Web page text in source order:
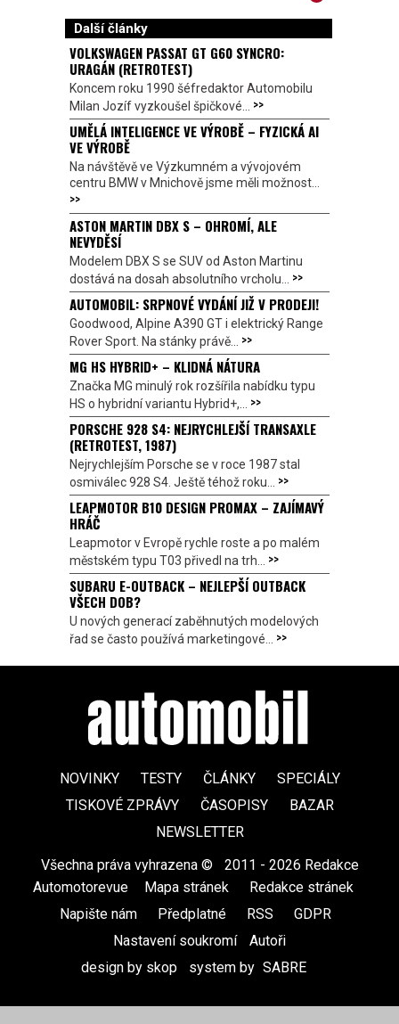
Další články
VOLKSWAGEN PASSAT GT G60 SYNCRO:
URAGÁN (RETROTEST)
Koncem roku 1990 šéfredaktor Automobilu
Milan Jozíf vyzkoušel špičkové... >>
UMĚLÁ INTELIGENCE VE VÝROBĚ – FYZICKÁ AI
VE VÝROBĚ
Na návštěvě ve Výzkumném a vývojovém
centru BMW v Mnichově jsme měli možnost...
>>
ASTON MARTIN DBX S – OHROMÍ, ALE
NEVYDĚSÍ
Modelem DBX S se SUV od Aston Martinu
dostává na dosah absolutního vrcholu... >>
AUTOMOBIL: SRPNOVÉ VYDÁNÍ JIŽ V PRODEJI!
Goodwood, Alpine A390 GT i elektrický Range
Rover Sport. Na stánky právě... >>
MG HS HYBRID+ – KLIDNÁ NÁTURA
Značka MG minulý rok rozšířila nabídku typu
HS o hybridní variantu Hybrid+,... >>
PORSCHE 928 S4: NEJRYCHLEJŠÍ TRANSAXLE
(RETROTEST, 1987)
Nejrychlejším Porsche se v roce 1987 stal
osmiválec 928 S4. Ještě téhož roku... >>
LEAPMOTOR B10 DESIGN PROMAX – ZAJÍMAVÝ
HRÁČ
Leapmotor v Evropě rychle roste a po malém
městském typu T03 přivedl na trh... >>
SUBARU E-OUTBACK – NEJLEPŠÍ OUTBACK
VŠECH DOB?
U nových generací zaběhnutých modelových
řad se často používá marketingové... >>
NOVINKY TESTY ČLÁNKY
SPECIÁLY
TISKOVÉ ZPRÁVY
ČASOPISY
BAZAR
NEWSLETTER
Všechna práva vyhrazena ©
2011 - 2026 Redakce
Automotorevue
Mapa stránek Redakce stránek
Napište nám
Předplatné RSS GDPR
Nastavení soukromí
Autoři
design by skop
system by SABRE